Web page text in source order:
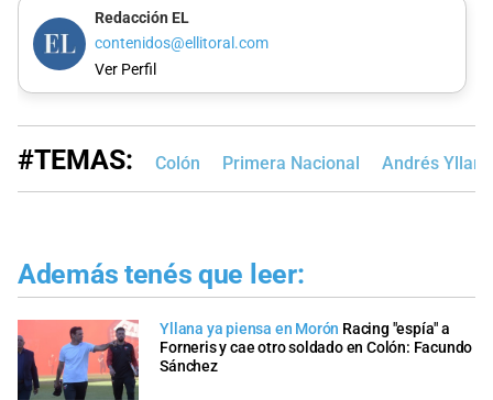
Redacción EL
contenidos@ellitoral.com
Ver Perfil
#TEMAS: Colón Primera Nacional Andrés Yllana
Además tenés que leer:
Yllana ya piensa en Morón Racing "espía" a
Forneris y cae otro soldado en Colón: Facundo
Sánchez